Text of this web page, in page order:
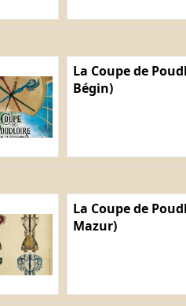
La Coupe de
Bégin)
La Coupe de
Mazur)